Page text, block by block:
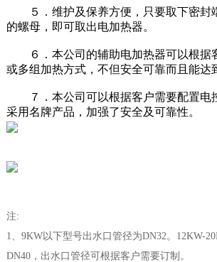
５．维护及保养方便，只要取下密封
的螺母，即可取出电加热器。
６．本公司的辅助电加热器可以根据
或多组加热方式，不但安全可靠而且能达
７．本公司可以根据客户需要配置电
采用名牌产品，加强了安全及可靠性。
注:
1、9KW以下型号出水口管径为DN32。12KW-
DN40，出水口管径可根据客户需要订制。